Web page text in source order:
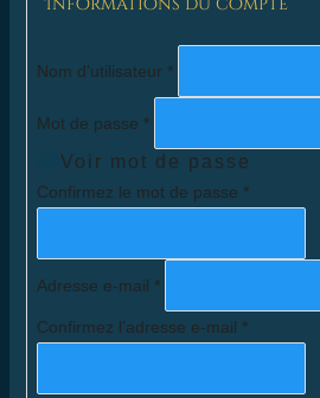
Nom d'utilisateur *
Mot de passe *
Voir mot de passe
Confirmez le mot de passe *
Adresse e-mail *
Confirmez l’adresse e-mail *